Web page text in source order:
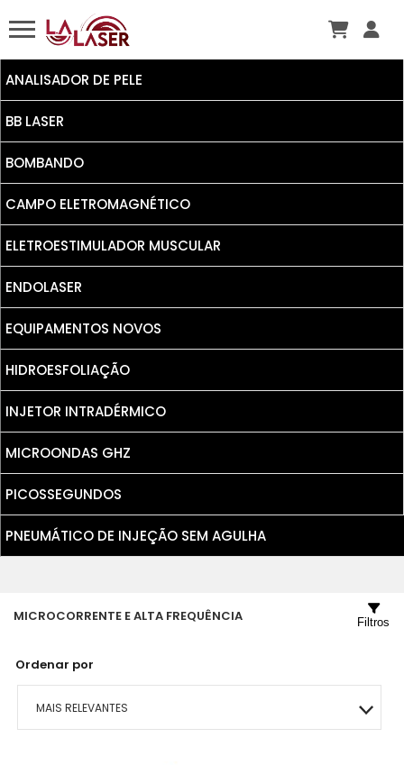
ANALISADOR DE PELE
BB LASER
BOMBANDO
CAMPO ELETROMAGNÉTICO
ELETROESTIMULADOR MUSCULAR
ENDOLASER
EQUIPAMENTOS NOVOS
HIDROESFOLIAÇÃO
INJETOR INTRADÉRMICO
MICROONDAS GHZ
PICOSSEGUNDOS
PNEUMÁTICO DE INJEÇÃO SEM AGULHA
MICROCORRENTE E ALTA FREQUÊNCIA
Ordenar por
MAIS RELEVANTES
Filtros